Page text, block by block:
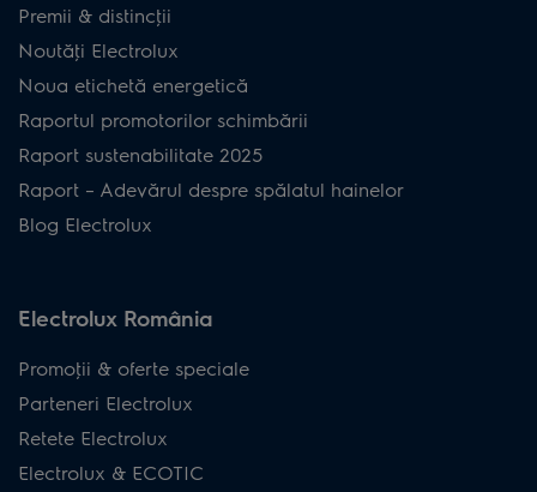
Premii & distincţii
Noutăţi Electrolux
Noua etichetă energetică
Raportul promotorilor schimbării
Raport sustenabilitate 2025
Raport – Adevărul despre spălatul hainelor
Blog Electrolux
Electrolux România
Promoţii & oferte speciale
Parteneri Electrolux
Retete Electrolux
Electrolux & ECOTIC